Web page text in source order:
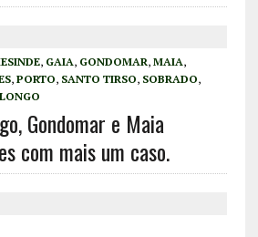
, GAIA, GONDOMAR, MAIA,
, PORTO, SANTO TIRSO, SOBRADO,
Gondomar e Maia
com mais um caso.